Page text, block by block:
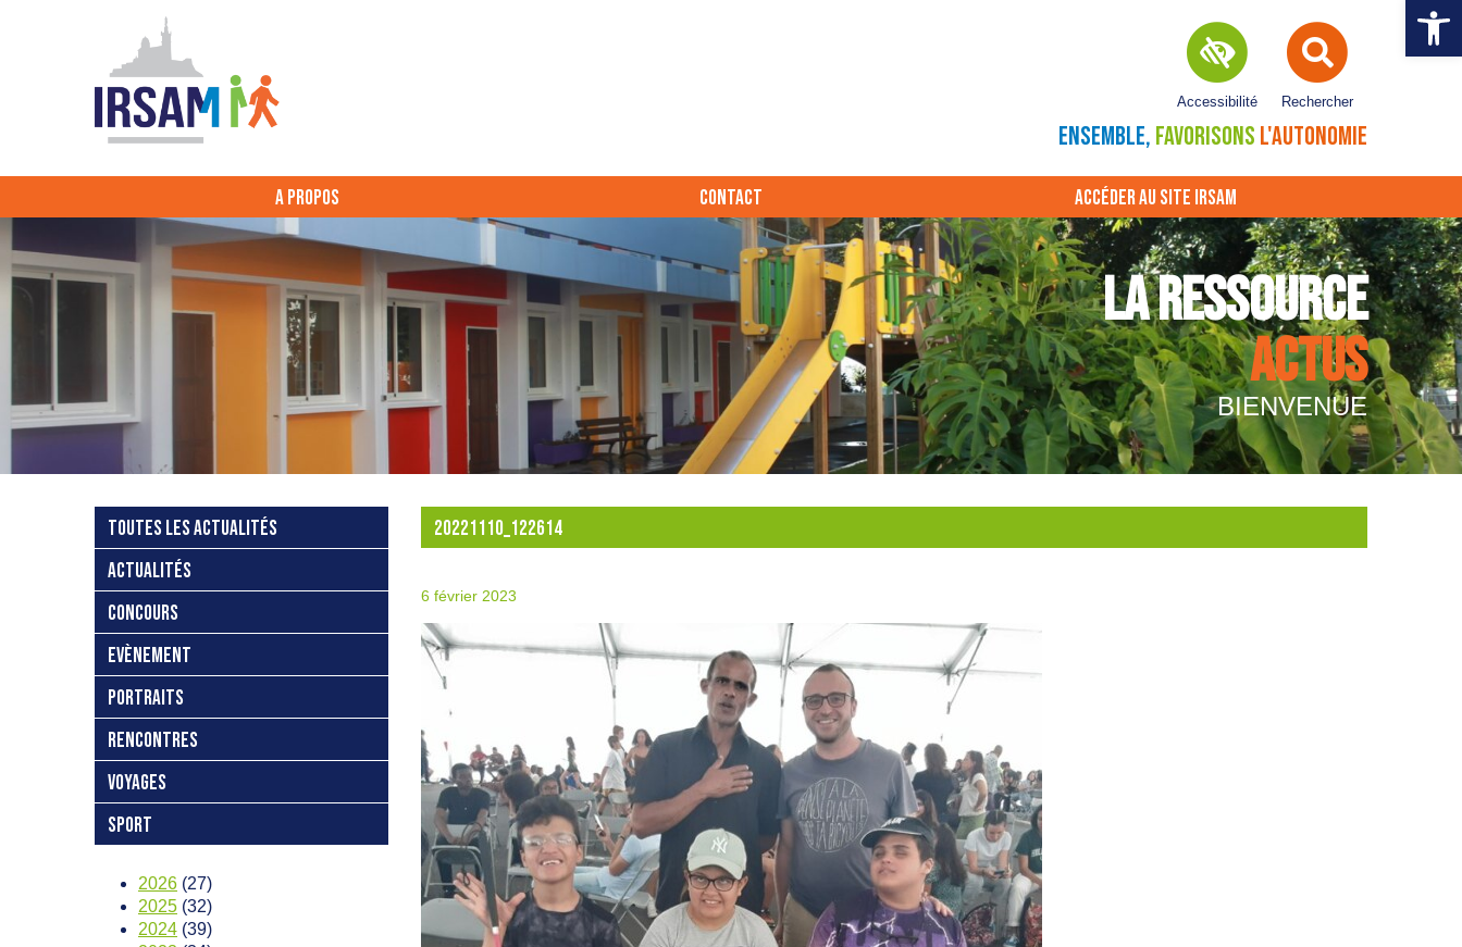
Ouvrir
Rechercher
Accessibilité
ENSEMBLE, FAVORISONS L'AUTONOMIE
A PROPOS CONTACT ACCÉDER AU SITE IRSAM
LA RESSOURCE
ACTUS
BIENVENUE
TOUTES LES ACTUALITÉS
ACTUALITÉS
CONCOURS
EVÈNEMENT
PORTRAITS
RENCONTRES
VOYAGES
SPORT
2026 (27)
2025 (32)
2024 (39)
20221110_122614
6 février 2023